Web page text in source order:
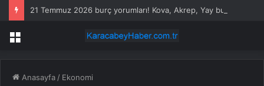
Menü
Anasayfa / Ekonomi